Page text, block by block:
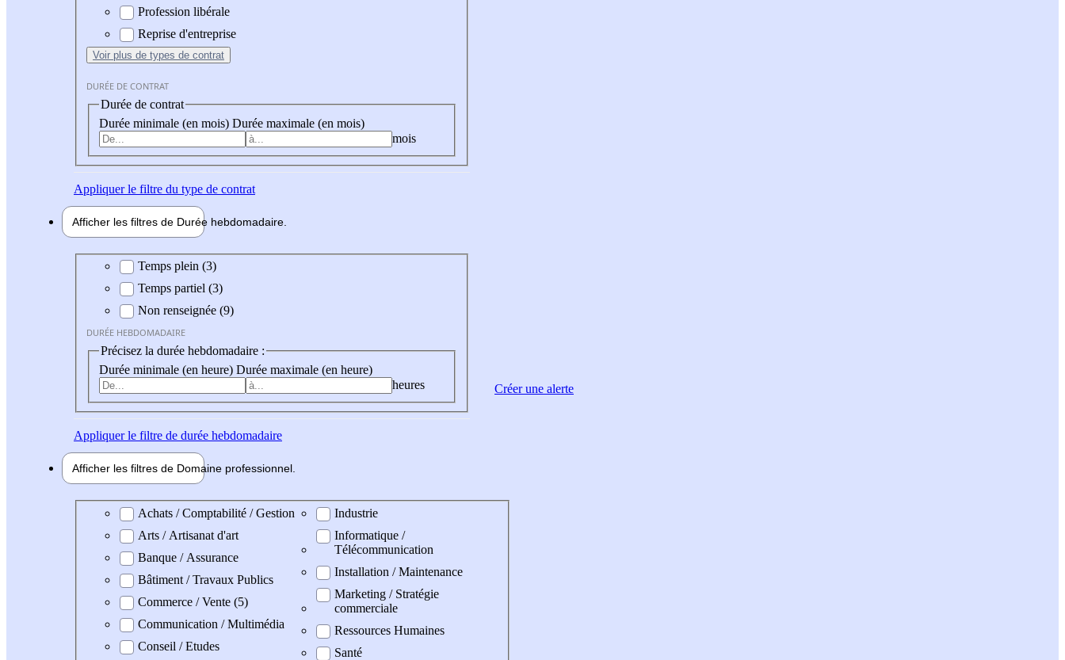
Profession libérale
Reprise d'entreprise
Voir plus de types de contrat
DURÉE DE CONTRAT
Durée de contrat
Durée minimale (en mois) Durée maximale (en mois)
mois
Appliquerle filtre du type de contrat
Afficher les filtres de Durée hebdomadaire
Durée hebdomadaire
Temps plein (3)
Temps partiel (3)
Non renseignée (9)
DURÉE HEBDOMADAIRE
Précisez la durée hebdomadaire :
Durée minimale (en heure) Durée maximale (en heure)
heures
Appliquerle filtre de durée hebdomadaire
Afficher les filtres de Domaine professionnel
Domaine professionel
Achats / Comptabilité / Gestion
Arts / Artisanat d'art
Banque / Assurance
Bâtiment / Travaux Publics
Commerce / Vente (5)
Communication / Multimédia
Conseil / Etudes
Industrie
Informatique /
Télécommunication
Installation / Maintenance
Marketing / Stratégie
commerciale
Ressources Humaines
Santé
Créer une alerte